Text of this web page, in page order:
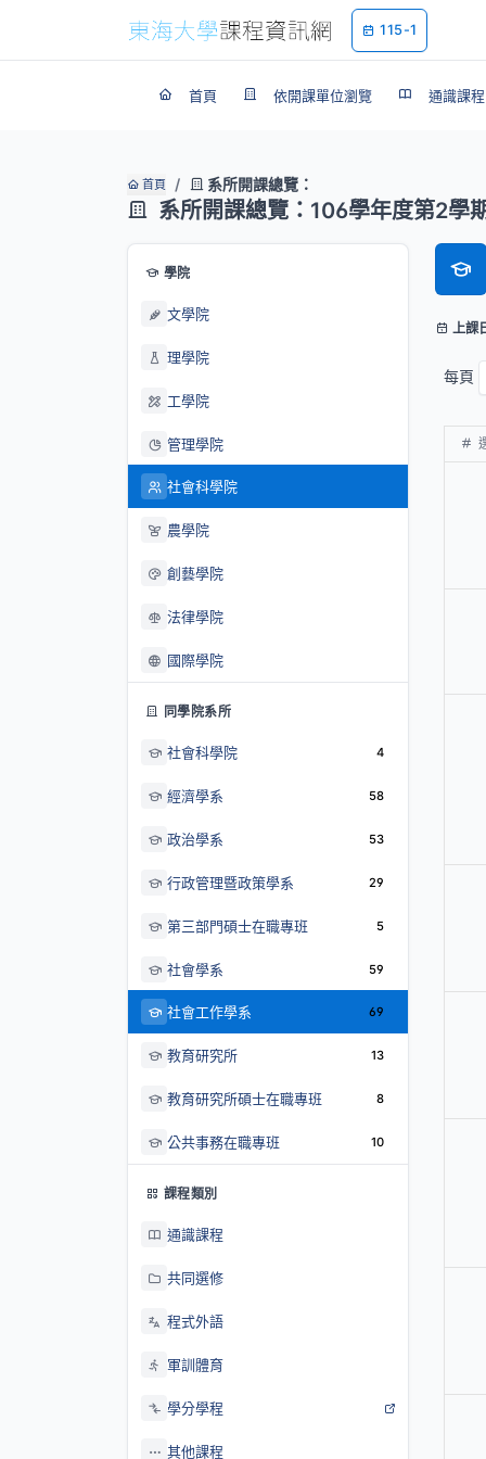
115-1
首頁 依開課單位瀏覽 通識課程
首頁 系所開課總覽：
系所開課總覽：106學年度第2學
學院
文學院
理學院
工學院
管理學院
社會科學院
農學院
創藝學院
法律學院
國際學院
同學院系所
社會科學院 4
經濟學系 58
政治學系 53
行政管理暨政策學系 29
第三部門碩士在職專班 5
社會學系 59
社會工作學系 69
教育研究所 13
教育研究所碩士在職專班 8
公共事務在職專班 10
課程類別
通識課程
共同選修
程式外語
軍訓體育
學分學程
其他課程
上課
每頁